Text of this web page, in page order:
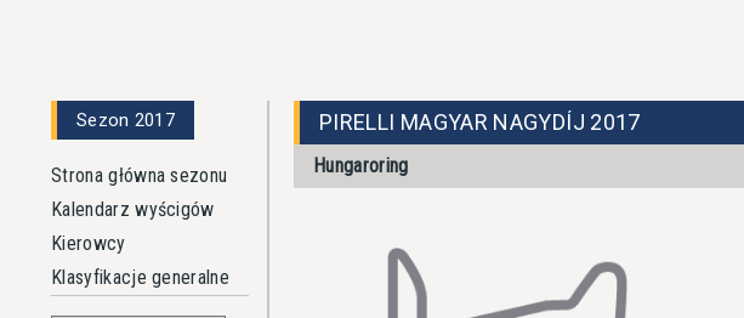
Sezon 2017
Strona główna sezonu
Kalendarz wyścigów
Kierowcy
Klasyfikacje generalne
PIRELLI MAGYAR NAGYDÍJ 2017
Hungaroring